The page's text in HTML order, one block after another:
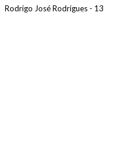
Rodrigo José Rodrigues - 13